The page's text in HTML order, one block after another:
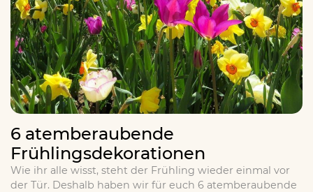
6 atemberaubende
Frühlingsdekorationen
Wie ihr alle wisst, steht der Frühling wieder einmal vor
der Tür. Deshalb haben wir für euch 6 atemberaubende